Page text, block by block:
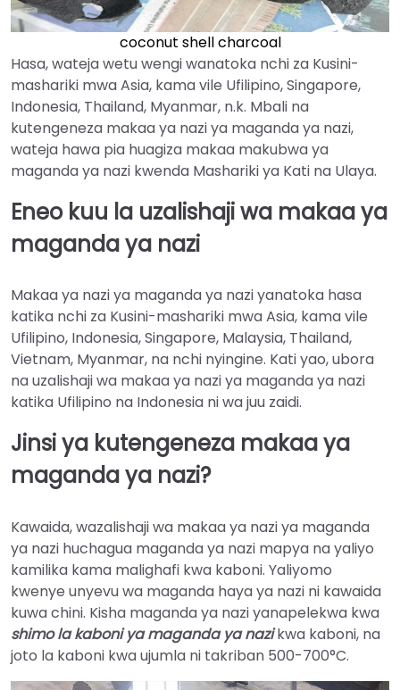
coconut shell charcoal
Hasa, wateja wetu wengi wanatoka nchi za Kusini-
mashariki mwa Asia, kama vile Ufilipino, Singapore,
Indonesia, Thailand, Myanmar, n.k. Mbali na
kutengeneza makaa ya nazi ya maganda ya nazi,
wateja hawa pia huagiza makaa makubwa ya
maganda ya nazi kwenda Mashariki ya Kati na Ulaya.
Eneo kuu la uzalishaji wa makaa ya
maganda ya nazi
Makaa ya nazi ya maganda ya nazi yanatoka hasa
katika nchi za Kusini-mashariki mwa Asia, kama vile
Ufilipino, Indonesia, Singapore, Malaysia, Thailand,
Vietnam, Myanmar, na nchi nyingine. Kati yao, ubora
na uzalishaji wa makaa ya nazi ya maganda ya nazi
katika Ufilipino na Indonesia ni wa juu zaidi.
Jinsi ya kutengeneza makaa ya
maganda ya nazi?
Kawaida, wazalishaji wa makaa ya nazi ya maganda
ya nazi huchagua maganda ya nazi mapya na yaliyo
kamilika kama malighafi kwa kaboni. Yaliyomo
kwenye unyevu wa maganda haya ya nazi ni kawaida
kuwa chini. Kisha maganda ya nazi yanapelekwa kwa
shimo la kaboni ya maganda ya nazikwa kaboni, na
joto la kaboni kwa ujumla ni takriban 500-700°C.